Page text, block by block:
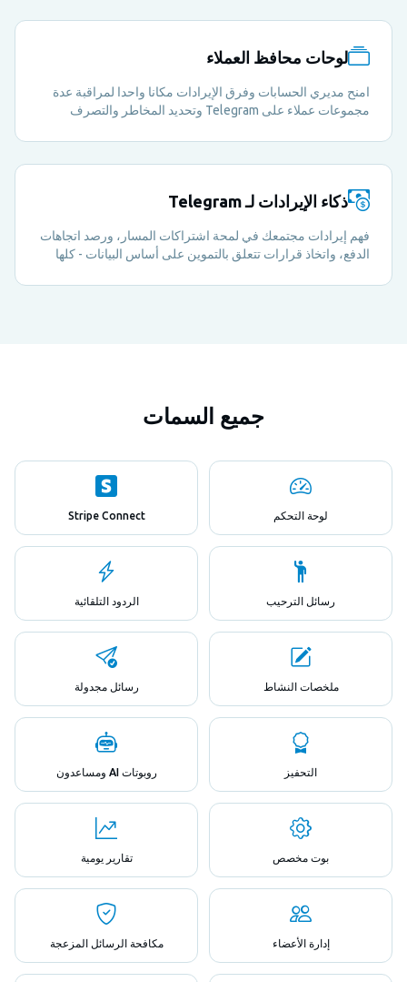
لوحات محافظ العملاء
امنح مديري الحسابات وفرق الإيرادات مكانا واحدا لمراقبة عدة
مجموعات عملاء على Telegram وتحديد المخاطر والتصرف
ذكاء الإيرادات لـ Telegram
فهم إيرادات مجتمعك في لمحة اشتراكات المسار، ورصد اتجاهات
الدفع، واتخاذ قرارات تتعلق بالتموين على أساس البيانات - كلها
جميع السمات
لوحة التحكم Stripe Connect
رسائل الترحيب الردود التلقائية
ملخصات النشاط رسائل مجدولة
التحفيز روبوتات AI ومساعدون
بوت مخصص تقارير يومية
إدارة الأعضاء مكافحة الرسائل المزعجة